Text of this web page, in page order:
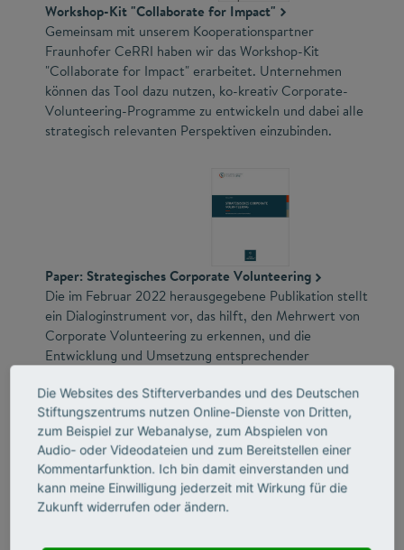
Workshop-Kit "Collaborate for Impact"
Gemeinsam mit unserem Kooperationspartner
Fraunhofer CeRRI haben wir das Workshop-Kit
"Collaborate for Impact" erarbeitet. Unternehmen
können das Tool dazu nutzen, ko-kreativ Corporate-
Volunteering-Programme zu entwickeln und dabei alle
strategisch relevanten Perspektiven einzubinden.
Paper: Strategisches Corporate Volunteering
Die im Februar 2022 herausgegebene Publikation stellt
ein Dialoginstrument vor, das hilft, den Mehrwert von
Corporate Volunteering zu erkennen, und die
Entwicklung und Umsetzung entsprechender
Die Websites des Stifterverbandes und des Deutschen
Stiftungszentrums nutzen Online-Dienste von Dritten,
zum Beispiel zur Webanalyse, zum Abspielen von
Audio- oder Videodateien und zum Bereitstellen einer
Kommentarfunktion. Ich bin damit einverstanden und
kann meine Einwilligung jederzeit mit Wirkung für die
Zukunft widerrufen oder ändern.